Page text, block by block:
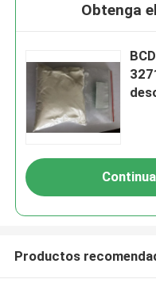
Obtenga
Productos